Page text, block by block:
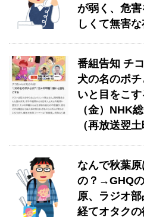
が弱く、危
しくて無害な
番組告知 チ
犬の名のポ
いと目をこ
（金）NHK
（再放送翌
なんで秋葉
の？→GHQ
原、ラジオ
経てオタクの